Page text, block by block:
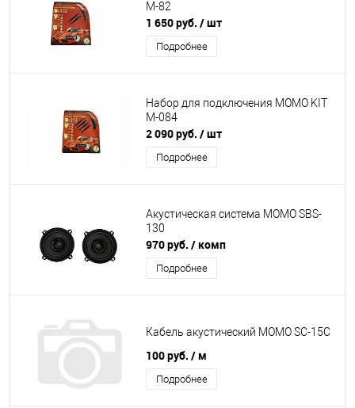
M-82
1 650 руб. / шт
Подробнее
Набор для подключения MOMO KIT
M-084
2 090 руб. / шт
Подробнее
Акустическая система MOMO SBS-
130
970 руб. / комп
Подробнее
Кабель акустический MOMO SC-15C
100 руб. / м
Подробнее